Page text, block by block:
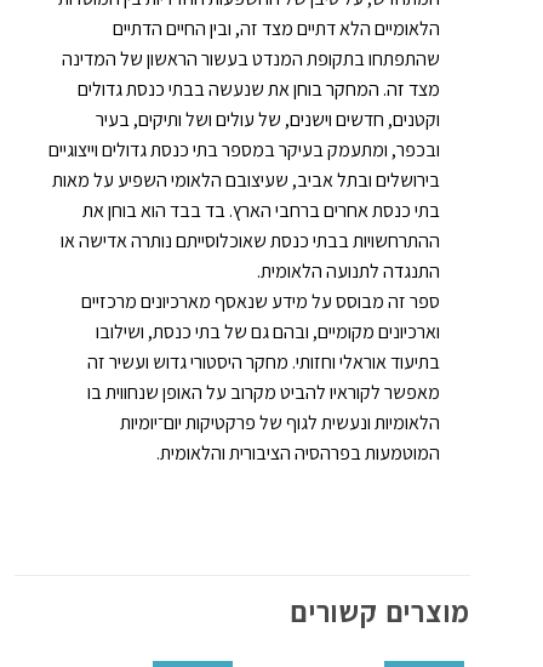
הלאומיים הלא דתיים מצד זה, ובין החיים הדתיים
שהתפתחו בתקופת המנדט בעשור הראשון של המדינה
מצד זה. המחקר בוחן את שנעשה בבתי כנסת גדולים
וקטנים, חדשים וישנים, של עולים ושל ותיקים, בעיר
ובכפר, ומתעמק בעיקר במספר בתי כנסת גדולים וייצוגיים
בירושלים ובתל אביב, שעיצובם הלאומי השפיע על מאות
בתי כנסת אחרים ברחבי הארץ. בד בבד הוא בוחן את
ההתרחשויות בבתי כנסת שאוכלוסייתם נותרה אדישה או
התנגדה לתנועה הלאומית.
ספר זה מבוסס על מידע שנאסף מארכיונים מרכזיים
וארכיונים מקומיים, ובהם גם של בתי כנסת, ושילובו
בתיעוד אוראלי וחזותי. מחקר היסטורי גדוש ועשיר זה
מאפשר לקוראיו להביט מקרוב על האופן שנחווית בו
הלאומיות ונעשית לגוף של פרקטיקות יום־יומיות
המוטמעות בפרהסיה הציבורית והלאומית.
מוצרים קשורים